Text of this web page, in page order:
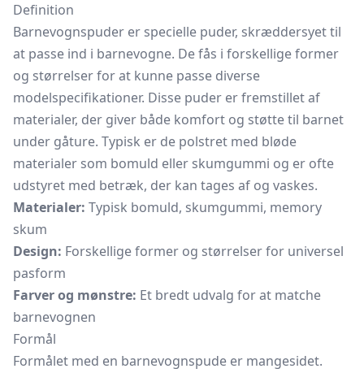
Definition
Barnevognspuder er specielle puder, skræddersyet til
at passe ind i barnevogne. De fås i forskellige former
og størrelser for at kunne passe diverse
modelspecifikationer. Disse puder er fremstillet af
materialer, der giver både komfort og støtte til barnet
under gåture. Typisk er de polstret med bløde
materialer som bomuld eller skumgummi og er ofte
udstyret med betræk, der kan tages af og vaskes.
Materialer: Typisk bomuld, skumgummi, memory
skum
Design: Forskellige former og størrelser for universel
pasform
Farver og mønstre: Et bredt udvalg for at matche
barnevognen
Formål
Formålet med en barnevognspude er mangesidet.